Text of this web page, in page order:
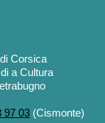
Corsica
a Cultura
97 03 (Cismonte)